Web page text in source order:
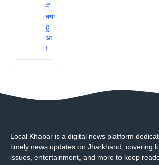
Local Khabar is a digital news platform
timely news updates on Jharkhand, covering
issues, entertainment, and more to keep